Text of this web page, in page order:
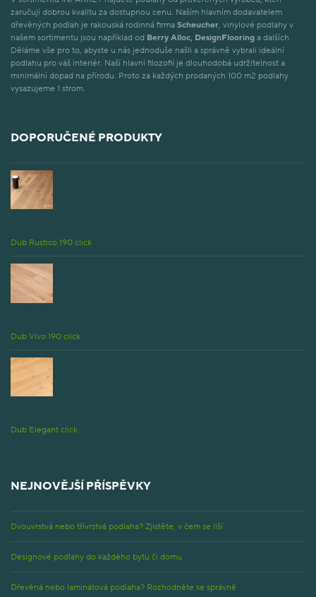
zaručují dobrou kvalitu za dostupnou cenu. Naším hlavním dodavatelem
dřevěných podlah je rakouská rodinná firma Scheucher, vinylové podlahy v
našem sortimentu jsou například od Berry Alloc, DesignFlooring a dalších.
Děláme vše pro to, abyste u nás jednoduše našli a správně vybrali ideální
podlahu pro váš interiér. Naší hlavní filozofií je dlouhodobá udržitelnost a
minimální dopad na přírodu. Proto za každých prodaných 100 m2 podlahy
vysazujeme 1 strom.
DOPORUČENÉ PRODUKTY
Dub Rustico 190 click
Dub Vivo 190 click
Dub Elegant click
NEJNOVĚJŠÍ PŘÍSPĚVKY
Dvouvrstvá nebo třívrstvá podlaha? Zjistěte, v čem se liší
Designové podlahy do každého bytu či domu
Dřevěná nebo laminátová podlaha? Rozhodněte se správně